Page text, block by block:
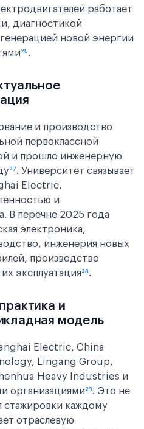
работает
диагностикой
новой энергии
²⁶.
и производство
первоклассной
и прошло инженерную
²⁷. Университет связывает
Electric,
и
В перечне 2025 года
электроника,
инженерия новых
производство
эксплуатация²⁸.
и
модель
Electric, China
Lingang Group,
Heavy Industries и
организациями²⁹. Это не
стажировки каждому
отраслевую